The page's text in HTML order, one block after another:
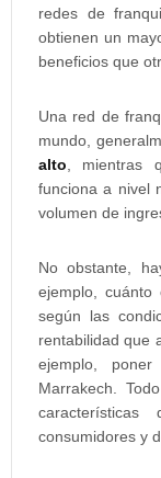
redes de
obtienen un
beneficios que
Una red de
mundo,
alto , mientras
funciona a nivel
volumen de
No obstante,
ejemplo, cuánto
según las
rentabilidad que
ejemplo,
Marrakech.
consumidores y